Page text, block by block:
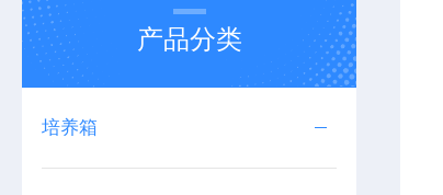
产品分类
培养箱